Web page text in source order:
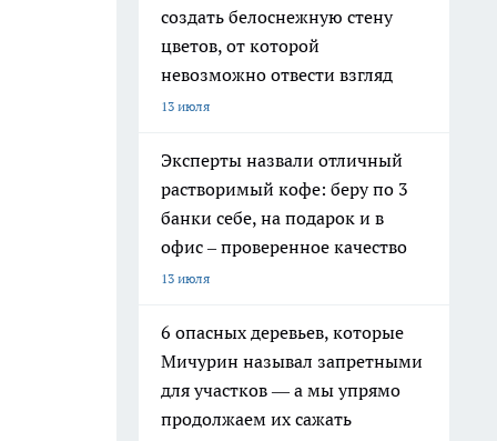
создать белоснежную стену
цветов, от которой
невозможно отвести взгляд
13 июля
Эксперты назвали отличный
растворимый кофе: беру по 3
банки себе, на подарок и в
офис – проверенное качество
13 июля
6 опасных деревьев, которые
Мичурин называл запретными
для участков — а мы упрямо
продолжаем их сажать